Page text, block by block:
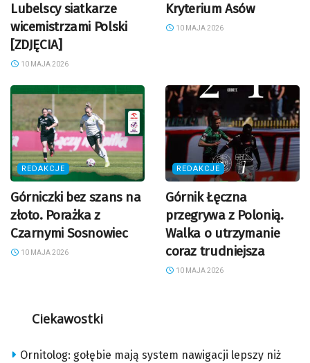
Lubelscy siatkarze
wicemistrzami Polski
[ZDJĘCIA]
10 MAJA 2026
Kryterium Asów
10 MAJA 2026
REDAKCJE
Górniczki bez szans na
złoto. Porażka z
Czarnymi Sosnowiec
10 MAJA 2026
REDAKCJE
Górnik Łęczna
przegrywa z Polonią.
Walka o utrzymanie
coraz trudniejsza
10 MAJA 2026
Ciekawostki
Ornitolog: gołębie mają system nawigacji lepszy niż